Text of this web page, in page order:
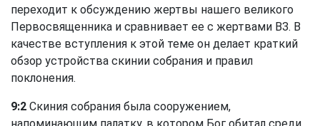
переходит к обсуждению жертвы нашего великого
Первосвященника и сравнивает ее с жертвами ВЗ. В
качестве вступления к этой теме он делает краткий
обзор устройства скинии собрания и правил
поклонения.
9:2 Скиния собрания была сооружением,